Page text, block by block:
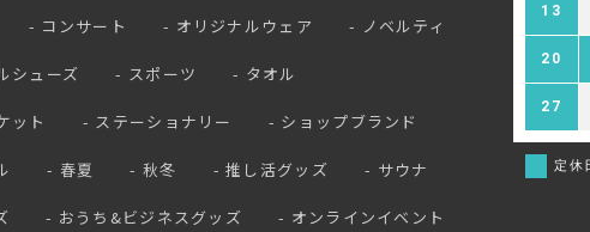
コンサート オリジナルウェア ノベルティ
シューズ スポーツ タオル
ット ステーショナリー ショップブランド
春夏 秋冬 推し活グッズ サウナ
おうち&ビジネスグッズ オンラインイベント
13
20
27
定休